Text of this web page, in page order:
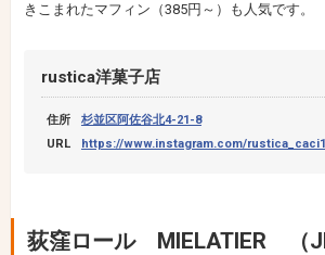
きこまれたマフィン（385円～）も人気です。
rustica洋菓子店
住所
杉並区阿佐谷北4-21-8
URL
https://www.instagram.com/
荻窪ロール MIELATIER （